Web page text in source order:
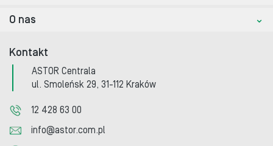
O nas
Kontakt
ASTOR Centrala
ul. Smoleńsk 29, 31-112 Kraków
12 428 63 00
info@astor.com.pl